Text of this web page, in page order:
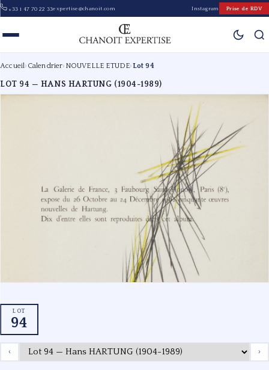
+33 1 47 70 22 33expertise@chanoit.com Instagram Prise de RDV
Accueil› Calendrier› NOUVELLE ETUDE›Lot 94
LOT 94 — HANS HARTUNG (1904-1989)
LOT
94
‹ ›